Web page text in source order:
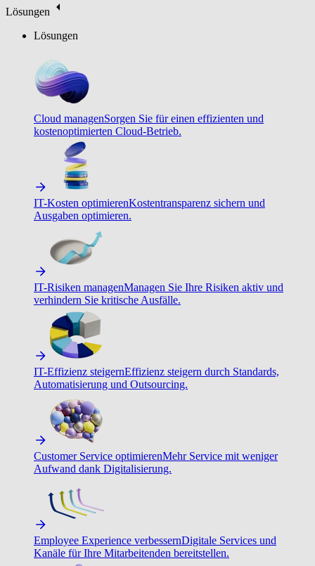
Lösungen
Lösungen
Cloud managenSorgen Sie für einen effizienten und
kostenoptimierten Cloud-Betrieb.
IT-Kosten optimierenKostentransparenz sichern und
Ausgaben optimieren.
IT-Risiken managenManagen Sie Ihre Risiken aktiv und
verhindern Sie kritische Ausfälle.
IT-Effizienz steigernEffizienz steigern durch Standards,
Automatisierung und Outsourcing.
Customer Service optimierenMehr Service mit weniger
Aufwand dank Digitalisierung.
Employee Experience verbessernDigitale Services und
Kanäle für Ihre Mitarbeitenden bereitstellen.